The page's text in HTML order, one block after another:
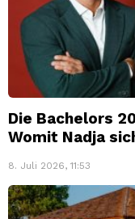
Die Bachelors
Womit Nadja
8. Juli 2026, 11:53